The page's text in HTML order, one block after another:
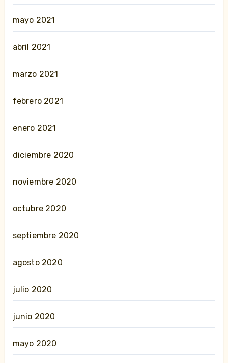
mayo 2021
abril 2021
marzo 2021
febrero 2021
enero 2021
diciembre 2020
noviembre 2020
octubre 2020
septiembre 2020
agosto 2020
julio 2020
junio 2020
mayo 2020